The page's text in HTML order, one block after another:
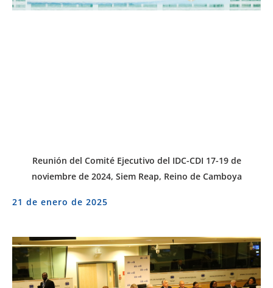
Reunión del Comité Ejecutivo del IDC-CDI 17-19 de
noviembre de 2024, Siem Reap, Reino de Camboya
21 de enero de 2025